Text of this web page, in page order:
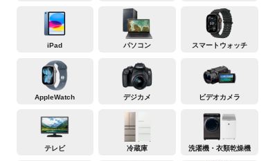
iPad パソコン スマートウォッチ
AppleWatch デジカメ ビデオカメラ
テレビ 冷蔵庫 洗濯機・衣類乾燥機